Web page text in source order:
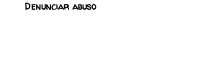
Denunciar abuso